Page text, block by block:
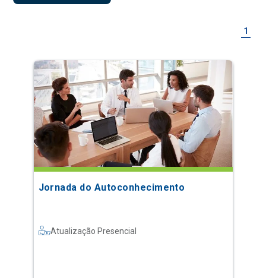
1
Jornada do Autoconhecimento
Atualização Presencial